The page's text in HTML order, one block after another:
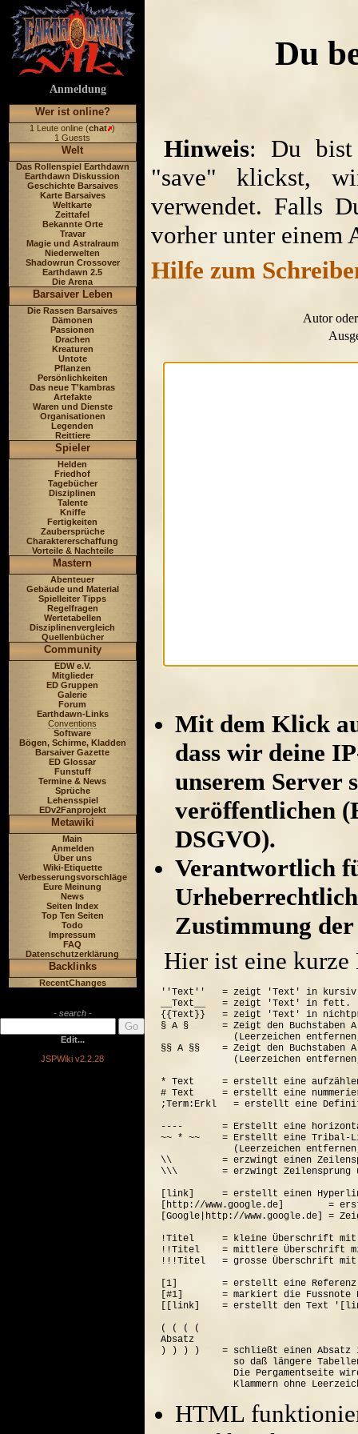
Anmeldung
Wer ist online?
1 Leute online (chat )
1 Guests
Welt
Das Rollenspiel Earthdawn
Earthdawn Diskussion
Geschichte Barsaives
Karte Barsaives
Weltkarte
Zeittafel
Bekannte Orte
Travar
Magie und Astralraum
Niederwelten
Shadowrun Crossover
Earthdawn 2.5
Die Arena
Barsaiver Leben
Die Rassen Barsaives
Dämonen
Passionen
Drachen
Kreaturen
Untote
Pflanzen
Persönlichkeiten
Das neue T'kambras
Artefakte
Waren und Dienste
Organisationen
Legenden
Reittiere
Spieler
Helden
Friedhof
Tagebücher
Disziplinen
Talente
Kniffe
Fertigkeiten
Zaubersprüche
Charaktererschaffung
Vorteile & Nachteile
Mastern
Abenteuer
Gebäude und Material
Spielleiter Tipps
Regelfragen
Wertetabellen
Disziplinenvergleich
Quellenbücher
Community
EDW e.V.
Mitglieder
ED Gruppen
Galerie
Forum
Earthdawn-Links
Conventions
Software
Bögen, Schirme, Kladden
Barsaiver Gazette
ED Glossar
Funstuff
Termine & News
Sprüche
Lehensspiel
EDv2Fanprojekt
Metawiki
Main
Anmelden
Über uns
Wiki-Etiquette
Verbesserungsvorschläge
Eure Meinung
News
Seiten Index
Top Ten Seiten
Todo
Impressum
FAQ
Datenschutzerklärung
Backlinks
RecentChanges
- search -
Edit...
JSPWiki v2.2.28
Du
Hinweis: Du bist
"save" klickst,
verwendet. Falls
vorher unter einem
Hilfe zum
Autor
Mit dem Klick
dass wir deine
unserem Server
veröffentlichen
DSGVO).
Verantwortlich
Zustimmung
Hier ist eine
''Text''   = zeigt 'Text' in
__Text__   = zeigt 'Text' in fett.
{{Text}}   = zeigt 'Text' in
§ A §      = Zeigt den Buchstaben
(Leerzeichen
§§ A §§    = Zeigt den Buchstaben
(Leerzeichen
* Text     = erstellt eine
# Text     = erstellt eine
;Term:Erkl   = erstellt eine
----       = Erstellt eine
~~ * ~~    = Erstellt eine Tribal-
(Leerzeichen
\\         = erzwingt einen
\\\        = erzwingt Zeilensprung
[link]     = erstellt einen
[http://www.google.de]        =
[Google|http://www.google.de] =
!Titel     = kleine Überschrift
!!Titel    = mittlere Überschrift
!!!Titel   = grosse Überschrift
[1]        = erstellt eine Referenz
[#1]       = markiert die Fussnote
[[link]    = erstellt den Text
( ( ( (
Absatz
) ) ) )    = schließt einen Absatz
so daß längere
Die Pergamentseite
HTML